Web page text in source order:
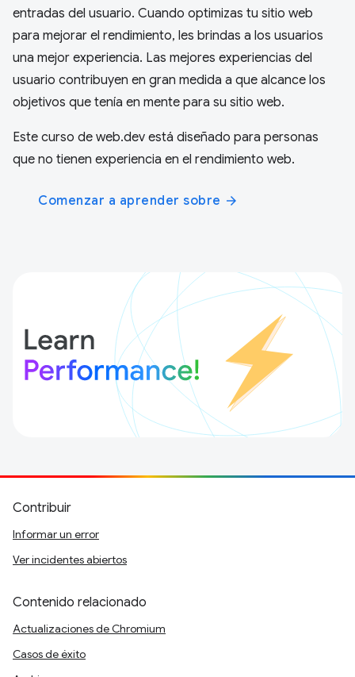
entradas del usuario. Cuando optimizas tu sitio web
para mejorar el rendimiento, les brindas a los usuarios
una mejor experiencia. Las mejores experiencias del
usuario contribuyen en gran medida a que alcance los
objetivos que tenía en mente para su sitio web.
Este curso de web.dev está diseñado para personas
que no tienen experiencia en el rendimiento web.
Comenzar a aprender sobre arrow_forward
Contribuir
Informar un error
Ver incidentes abiertos
Contenido relacionado
Actualizaciones de Chromium
Casos de éxito